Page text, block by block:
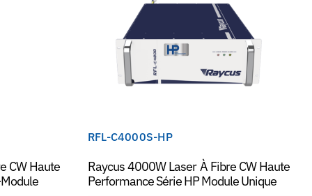
CW Haute
RFL-C4000S-HP
Raycus 4000W Laser À Fibre CW Haute
Performance Série HP Module Unique